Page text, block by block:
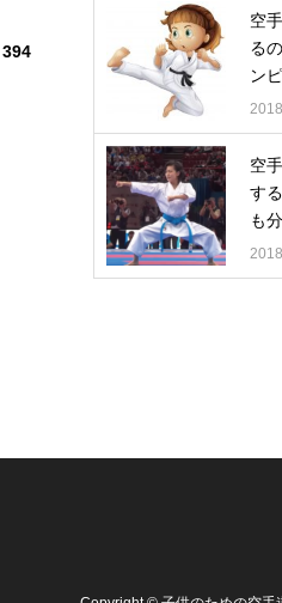
394
空
る
ン
空
す
も